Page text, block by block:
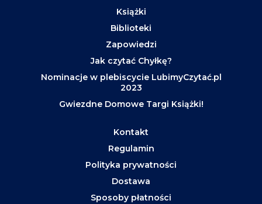
Książki
Biblioteki
Zapowiedzi
Jak czytać Chyłkę?
Nominacje w plebiscycie LubimyCzytać.pl
2023
Gwiezdne Domowe Targi Książki!
Kontakt
Regulamin
Polityka prywatności
Dostawa
Sposoby płatności